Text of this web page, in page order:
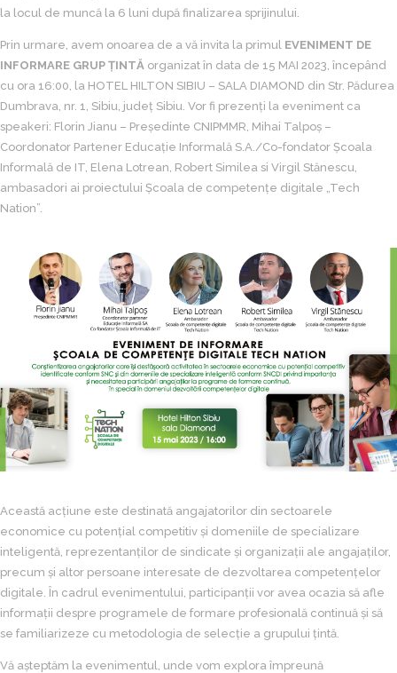
la locul de muncă la 6 luni după finalizarea sprijinului.
Prin urmare, avem onoarea de a vă invita la primul EVENIMENT DE
INFORMARE GRUP ȚINTĂ organizat în data de 15 MAI 2023, începând
cu ora 16:00, la HOTEL HILTON SIBIU – SALA DIAMOND din Str. Pădurea
Dumbrava, nr. 1, Sibiu, județ Sibiu. Vor fi prezenți la eveniment ca
speakeri: Florin Jianu – Președinte CNIPMMR, Mihai Talpoș –
Coordonator Partener Educație Informală S.A./Co-fondator Școala
Informală de IT, Elena Lotrean, Robert Similea si Virgil Stănescu,
ambasadori ai proiectului Școala de competențe digitale „Tech
Nation”.
Această acțiune este destinată angajatorilor din sectoarele
economice cu potențial competitiv și domeniile de specializare
inteligentă, reprezentanților de sindicate și organizații ale angajaților,
precum și altor persoane interesate de dezvoltarea competențelor
digitale. În cadrul evenimentului, participanții vor avea ocazia să afle
informații despre programele de formare profesională continuă și să
se familiarizeze cu metodologia de selecție a grupului țintă.
Vă așteptăm la evenimentul, unde vom explora împreună